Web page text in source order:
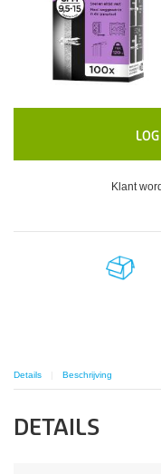
Klant
Details Beschrijving
DETAILS